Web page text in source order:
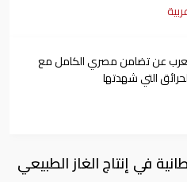
عن تضامن مصري الكامل مع
التي شهدتها
في إنتاج الغاز الطبيعي